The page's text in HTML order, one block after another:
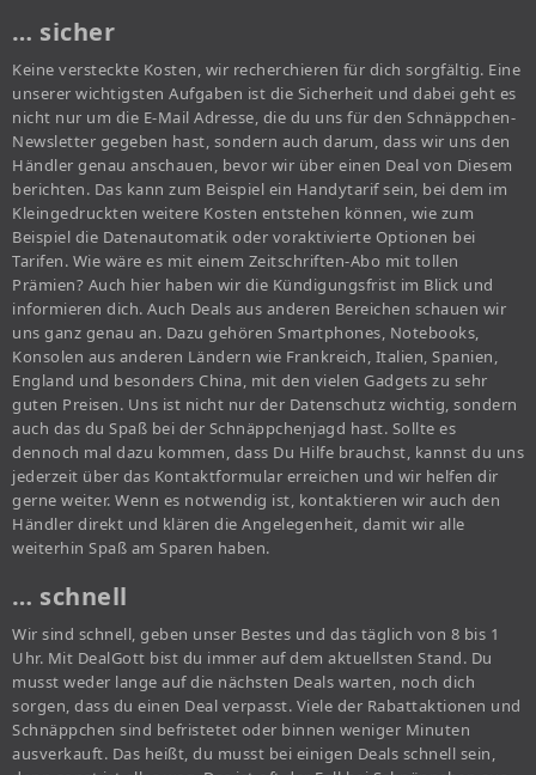
… sicher
Keine versteckte Kosten, wir recherchieren für dich sorgfältig. Eine
unserer wichtigsten Aufgaben ist die Sicherheit und dabei geht es
nicht nur um die E-Mail Adresse, die du uns für den Schnäppchen-
Newsletter gegeben hast, sondern auch darum, dass wir uns den
Händler genau anschauen, bevor wir über einen Deal von Diesem
berichten. Das kann zum Beispiel ein Handytarif sein, bei dem im
Kleingedruckten weitere Kosten entstehen können, wie zum
Beispiel die Datenautomatik oder voraktivierte Optionen bei
Tarifen. Wie wäre es mit einem Zeitschriften-Abo mit tollen
Prämien? Auch hier haben wir die Kündigungsfrist im Blick und
informieren dich. Auch Deals aus anderen Bereichen schauen wir
uns ganz genau an. Dazu gehören Smartphones, Notebooks,
Konsolen aus anderen Ländern wie Frankreich, Italien, Spanien,
England und besonders China, mit den vielen Gadgets zu sehr
guten Preisen. Uns ist nicht nur der Datenschutz wichtig, sondern
auch das du Spaß bei der Schnäppchenjagd hast. Sollte es
dennoch mal dazu kommen, dass Du Hilfe brauchst, kannst du uns
jederzeit über das Kontaktformular erreichen und wir helfen dir
gerne weiter. Wenn es notwendig ist, kontaktieren wir auch den
Händler direkt und klären die Angelegenheit, damit wir alle
weiterhin Spaß am Sparen haben.
… schnell
Wir sind schnell, geben unser Bestes und das täglich von 8 bis 1
Uhr. Mit DealGott bist du immer auf dem aktuellsten Stand. Du
musst weder lange auf die nächsten Deals warten, noch dich
sorgen, dass du einen Deal verpasst. Viele der Rabattaktionen und
Schnäppchen sind befristetet oder binnen weniger Minuten
ausverkauft. Das heißt, du musst bei einigen Deals schnell sein,